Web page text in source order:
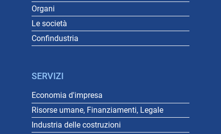
Organi
Le società
Confindustria
SERVIZI
Economia d'impresa
Risorse umane, Finanziamenti, Legale
Industria delle costruzioni